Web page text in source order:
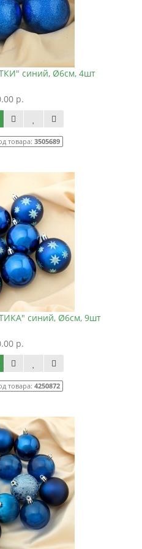
синий, Ø6см, 4шт
р.
товара: 3505689
синий, Ø6см, 9шт
р.
товара: 4250872